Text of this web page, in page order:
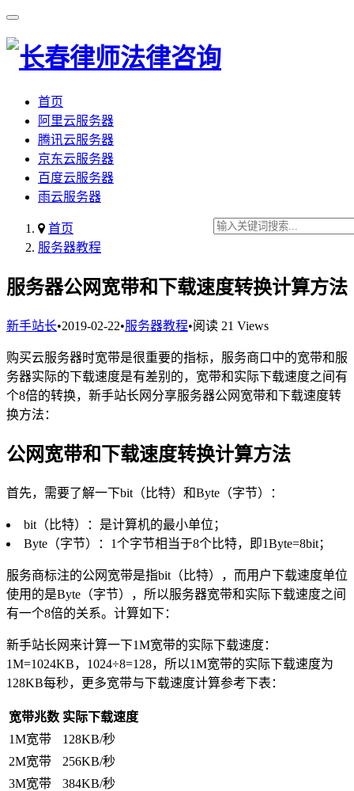
首页
阿里云服务器
腾讯云服务器
京东云服务器
百度云服务器
雨云服务器
首页
服务器教程
服务器公网宽带和下载速度转换计算方法
新手站长•2019-02-22•服务器教程•阅读 21 Views
购买云服务器时宽带是很重要的指标，服务商口中的宽带和服
务器实际的下载速度是有差别的，宽带和实际下载速度之间有
个8倍的转换，新手站长网分享服务器公网宽带和下载速度转
换方法：
公网宽带和下载速度转换计算方法
首先，需要了解一下bit（比特）和Byte（字节）：
bit（比特）：是计算机的最小单位；
Byte（字节）：1个字节相当于8个比特，即1Byte=8bit；
服务商标注的公网宽带是指bit（比特），而用户下载速度单位
使用的是Byte（字节），所以服务器宽带和实际下载速度之间
有一个8倍的关系。计算如下：
新手站长网来计算一下1M宽带的实际下载速度：
1M=1024KB，1024÷8=128，所以1M宽带的实际下载速度为
128KB每秒，更多宽带与下载速度计算参考下表：
宽带兆数 实际下载速度
1M宽带
128KB/秒
2M宽带
256KB/秒
3M宽带
384KB/秒